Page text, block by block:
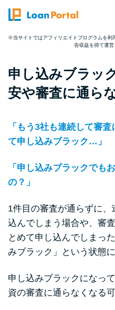
トップページ
おすすめコンテン
とにかく
バレずに
便利なコンテンツ
カードロ
カードロ
※当サイトではアフィリエイトプログラムを利
告収益を得て運営
申し込みブラッ
安や審査に通ら
「もう3社も連続して審
て申し込みブラック…」
「申し込みブラックでも
の？」
1件目の審査が通らずに、
込んでしまう場合や、審
とめて申し込んでしまっ
みブラック」という状態に
申し込みブラックになっ
資の審査に通らなくなる